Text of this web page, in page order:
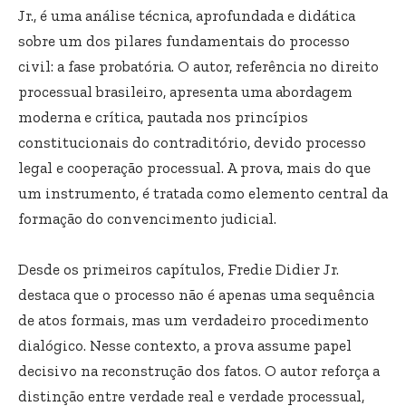
Jr., é uma análise técnica, aprofundada e didática
sobre um dos pilares fundamentais do processo
civil: a fase probatória. O autor, referência no direito
processual brasileiro, apresenta uma abordagem
moderna e crítica, pautada nos princípios
constitucionais do contraditório, devido processo
legal e cooperação processual. A prova, mais do que
um instrumento, é tratada como elemento central da
formação do convencimento judicial.
Desde os primeiros capítulos, Fredie Didier Jr.
destaca que o processo não é apenas uma sequência
de atos formais, mas um verdadeiro procedimento
dialógico. Nesse contexto, a prova assume papel
decisivo na reconstrução dos fatos. O autor reforça a
distinção entre verdade real e verdade processual,